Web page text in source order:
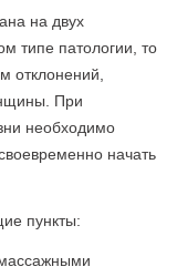
на двух
типе патологии, то
отклонений,
При
необходимо
начать
пункты: